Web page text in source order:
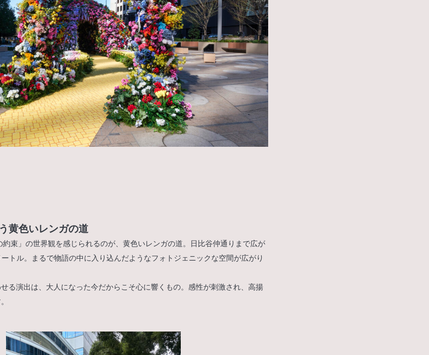
黄色いレンガの道
束」の世界観を感じられるのが、黄色いレンガの道。日比谷仲通りまで広が
トル。まるで物語の中に入り込んだようなフォトジェニックな空間が広がり
る演出は、大人になった今だからこそ心に響くもの。感性が刺激され、高揚